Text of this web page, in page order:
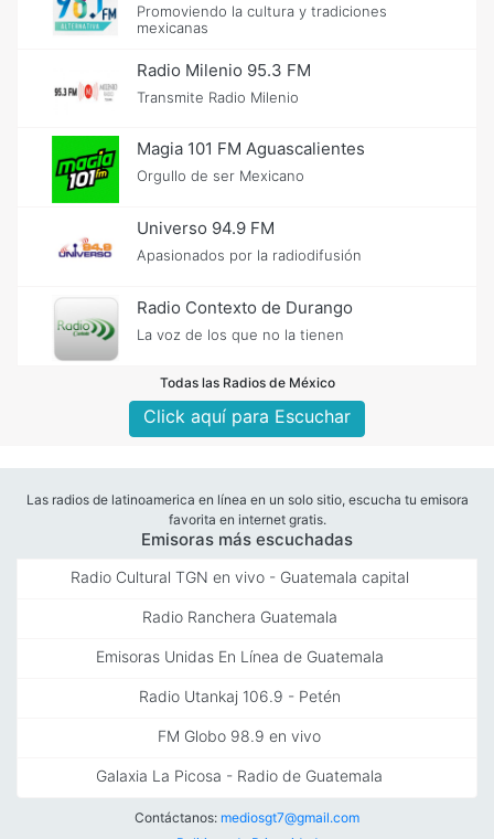
Promoviendo la cultura y tradiciones
mexicanas
Radio Milenio 95.3 FM
Transmite Radio Milenio
Magia 101 FM Aguascalientes
Orgullo de ser Mexicano
Universo 94.9 FM
Apasionados por la radiodifusión
Radio Contexto de Durango
La voz de los que no la tienen
Todas las Radios de México
Click aquí para Escuchar
Las radios de latinoamerica en línea en un solo sitio, escucha tu emisora
favorita en internet gratis.
Emisoras más escuchadas
Radio Cultural TGN en vivo - Guatemala capital
Radio Ranchera Guatemala
Emisoras Unidas En Línea de Guatemala
Radio Utankaj 106.9 - Petén
FM Globo 98.9 en vivo
Galaxia La Picosa - Radio de Guatemala
Contáctanos: mediosgt7@gmail.com